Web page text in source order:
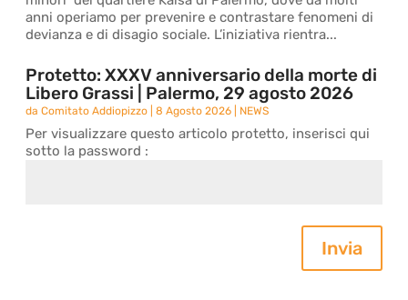
anni operiamo per prevenire e contrastare fenomeni di
devianza e di disagio sociale. L’iniziativa rientra...
Protetto: XXXV anniversario della morte di
Libero Grassi | Palermo, 29 agosto 2026
daComitato Addiopizzo |8 Agosto 2026 NEWS
Per visualizzare questo articolo protetto, inserisci qui
sotto la password :
Invia